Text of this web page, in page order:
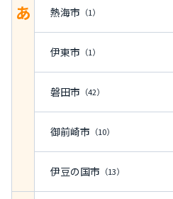
あ 熱海市 （1）
伊東市 （1）
磐田市 （42）
御前崎市 （10）
伊豆の国市 （13）